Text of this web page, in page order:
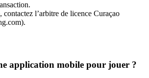
contactez l’arbitre de licence Curaçao
application mobile pour jouer ?